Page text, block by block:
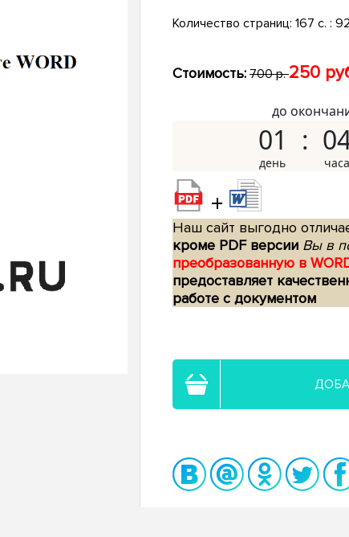
Количество страниц: 167 с. :
Стоимость: 700 р.250
до
01
+
Наш сайт выгодно
кроме PDF версии Вы в
преобразованную в
предоставляет
работе с документом